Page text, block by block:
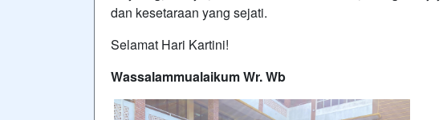
dan kesetaraan yang sejati.
Selamat Hari Kartini!
Wassalammualaikum Wr. Wb